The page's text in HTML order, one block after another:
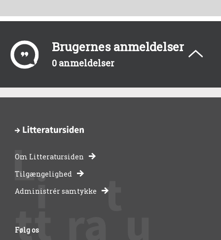
Brugernes anmeldelser
0 anmeldelser
-
bibliotekernes
side
Om Litteratursiden
Tilgængelighed
Administrér samtykke
Følg os